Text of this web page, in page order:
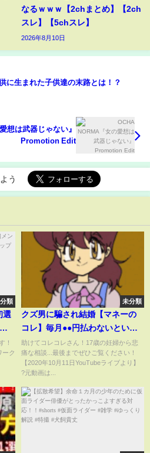
なるｗｗｗ【2chまとめ】【2ch
スレ】【5chスレ】
2026年8月10日
に生まれた子供達の末路とは！？
想は武器じゃない』
Promotion Edit
う
類
選
！
ーク
未分類
クズ男に騙され結婚【マネーの
コレ】毎月●●円払わないといけ
ない→1●歳から可哀想な相談... #
コレコレ切り抜き
助けてコレコレさん！17歳の妊婦から悲
痛な相談...最後までぜひご覧ください！
【2020年10月11日YouTubeライブより】
?元動画は...